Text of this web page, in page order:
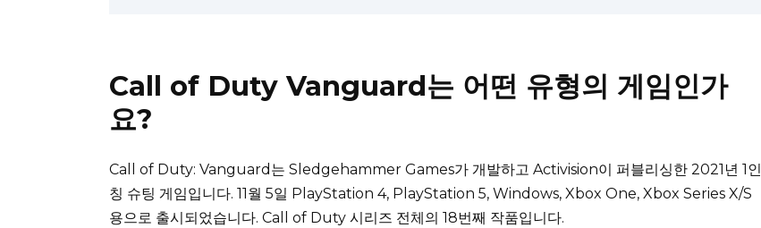
Call of Duty Vanguard는 어떤 유형의 게임인가
요?
Call of Duty: Vanguard는 Sledgehammer Games가 개발하고 Activision이 퍼블리싱한 2021년 1인
칭 슈팅 게임입니다. 11월 5일 PlayStation 4, PlayStation 5, Windows, Xbox One, Xbox Series X/S
용으로 출시되었습니다. Call of Duty 시리즈 전체의 18번째 작품입니다.